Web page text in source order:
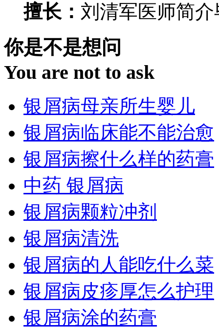
擅长： 刘清军医师简
你是不是想问
You are not to ask
银屑病母亲所生婴儿
银屑病临床能不能治愈
银屑病擦什么样的药膏
中药 银屑病
银屑病颗粒冲剂
银屑病清洗
银屑病的人能吃什么菜
银屑病皮疹厚怎么护理
银屑病涂的药膏